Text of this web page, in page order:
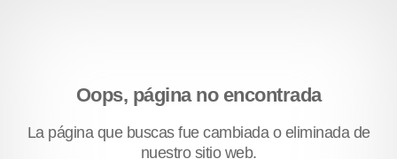
Oops, página no encontrada
La página que buscas fue cambiada o eliminada de
nuestro sitio web.